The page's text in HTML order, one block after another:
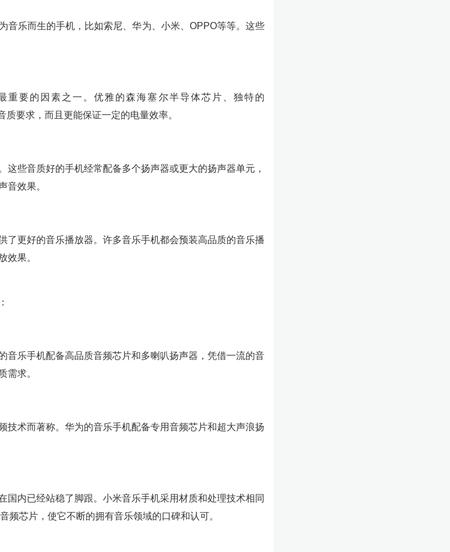
音乐而生的手机，比如索尼、华为、小米、OPPO等等。这些
重要的因素之一。优雅的森海塞尔半导体芯片、独特的
要求，而且更能保证一定的电量效率。
这些音质好的手机经常配备多个扬声器或更大的扬声器单元，
音效果。
了更好的音乐播放器。许多音乐手机都会预装高品质的音乐播
效果。
音乐手机配备高品质音频芯片和多喇叭扬声器，凭借一流的音
需求。
技术而著称。华为的音乐手机配备专用音频芯片和超大声浪扬
国内已经站稳了脚跟。小米音乐手机采用材质和处理技术相同
频芯片，使它不断的拥有音乐领域的口碑和认可。